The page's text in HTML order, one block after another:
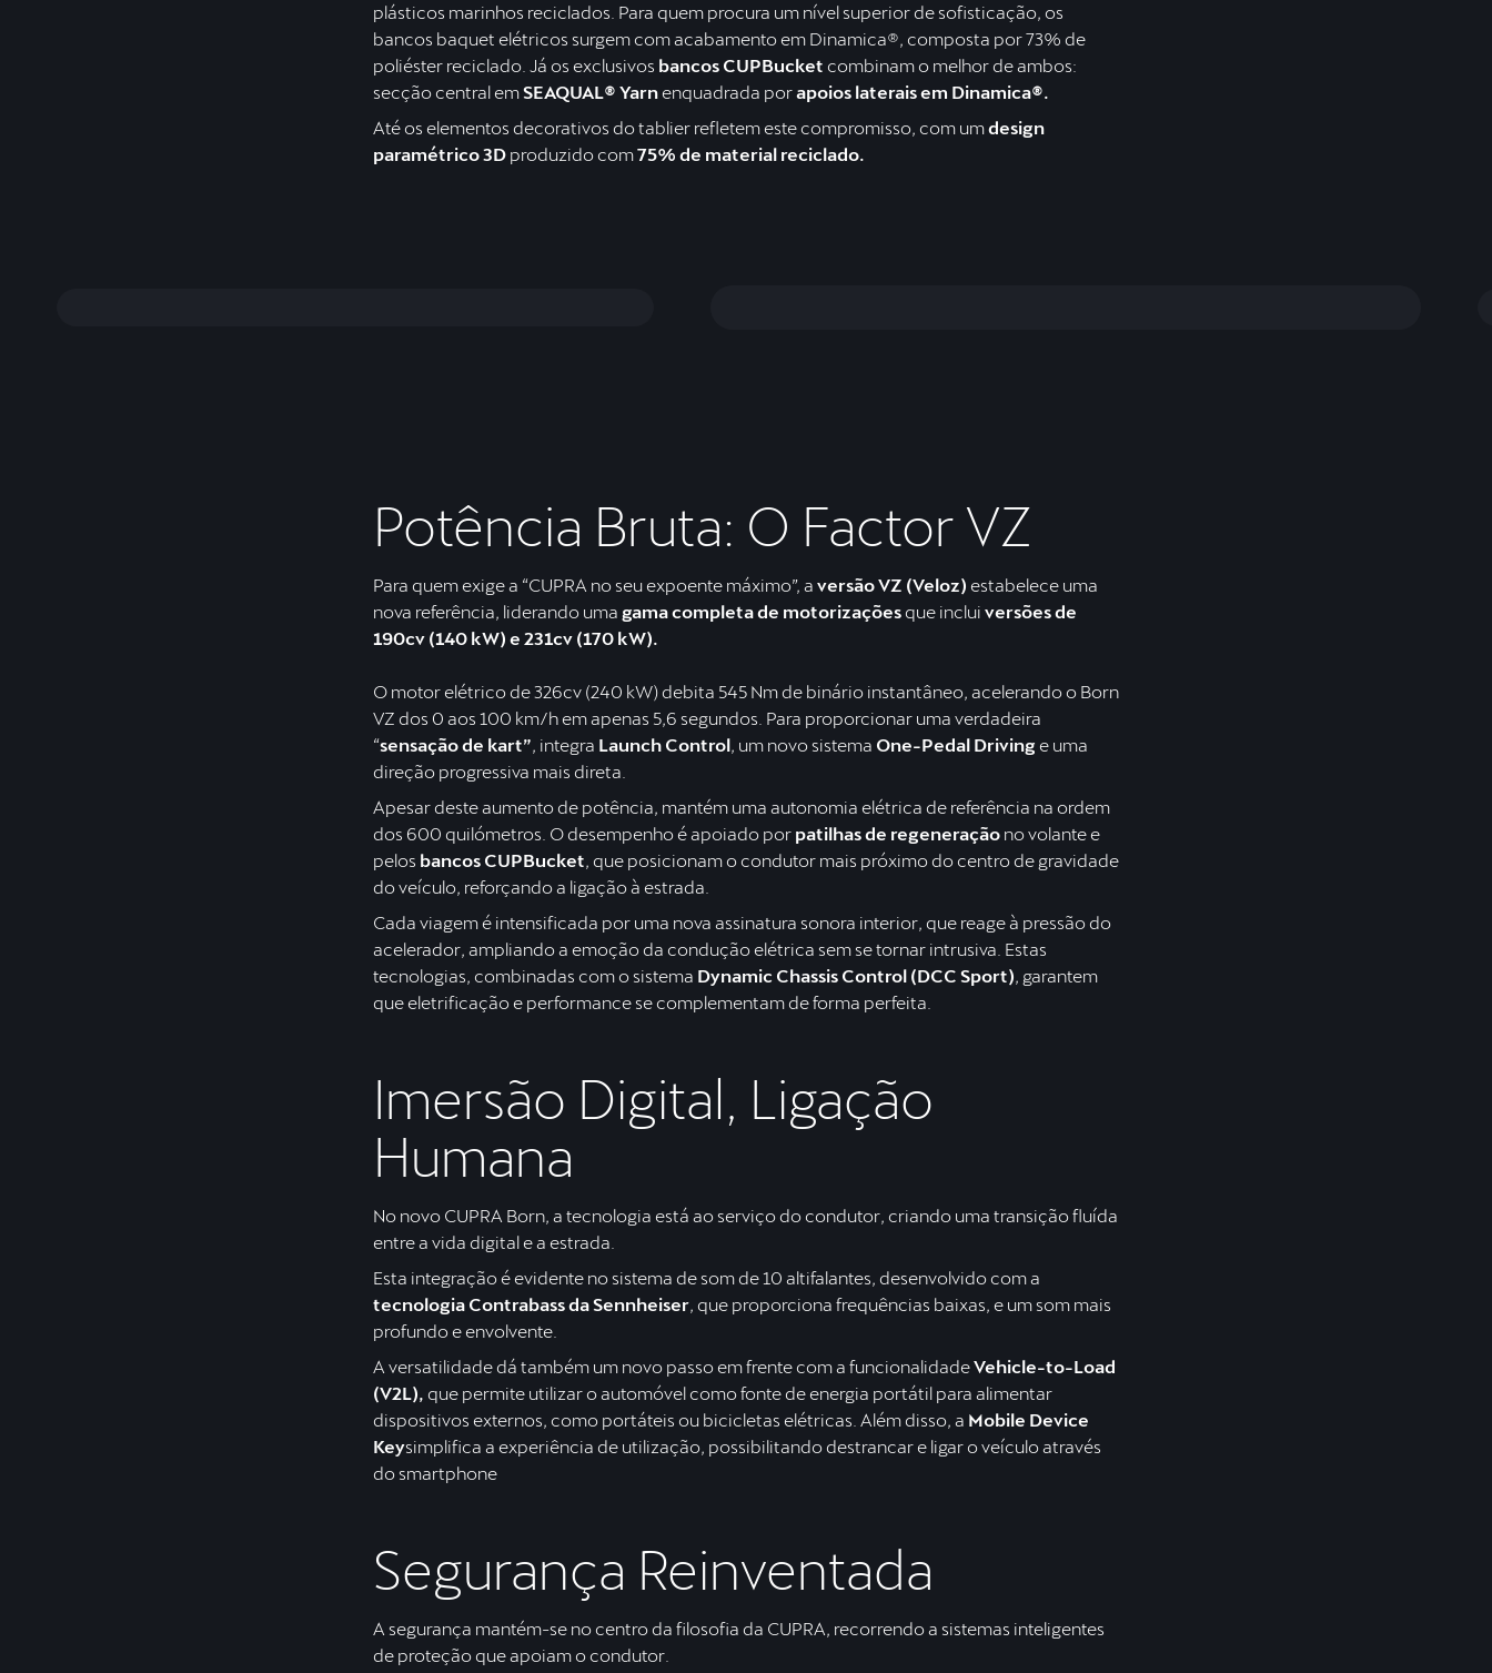
plásticos marinhos reciclados. Para quem procura um nível superior de sofisticação, os
bancos baquet elétricos surgem com acabamento em Dinamica®, composta por 73% de
poliéster reciclado. Já os exclusivos bancos CUPBucket combinam o melhor de ambos:
secção central emSEAQUAL® Yarnenquadrada porapoios laterais em Dinamica®.
Até os elementos decorativos do tablier refletem este compromisso, com umdesign
paramétrico 3Dproduzido com75% de material reciclado.
Potência Bruta: O Factor VZ
Para quem exige a “CUPRA no seu expoente máximo”, a versão VZ (Veloz) estabelece uma
nova referência, liderando uma gama completa de motorizaçõesque inclui versões de
190cv (140 kW) e 231cv (170 kW).
O motor elétrico de 326cv (240 kW) debita 545 Nm de binário instantâneo, acelerando o Born
VZ dos 0 aos 100 km/h em apenas 5,6 segundos. Para proporcionar uma verdadeira
“sensação de kart”, integra Launch Control, um novo sistema One-Pedal Driving e uma
direção progressiva mais direta.
Apesar deste aumento de potência, mantém uma autonomia elétrica de referência na ordem
dos 600 quilómetros. O desempenho é apoiado por patilhas de regeneraçãono volante e
pelos bancos CUPBucket, que posicionam o condutor mais próximo do centro de gravidade
do veículo, reforçando a ligação à estrada.
Cada viagem é intensificada por uma nova assinatura sonora interior, que reage à pressão do
acelerador, ampliando a emoção da condução elétrica sem se tornar intrusiva. Estas
tecnologias, combinadas com o sistema Dynamic Chassis Control (DCC Sport), garantem
que eletrificação e performance se complementam de forma perfeita.
Imersão Digital, Ligação
Humana
No novo CUPRA Born, a tecnologia está ao serviço do condutor, criando uma transição fluída
entre a vida digital e a estrada.
Esta integração é evidente no sistema de som de 10 altifalantes, desenvolvido com a
tecnologia Contrabass da Sennheiser, que proporciona frequências baixas, e um som mais
profundo e envolvente.
A versatilidade dá também um novo passo em frente com a funcionalidadeVehicle-to-Load
(V2L), que permite utilizar o automóvel como fonte de energia portátil para alimentar
dispositivos externos, como portáteis ou bicicletas elétricas. Além disso, a Mobile Device
Keysimplifica a experiência de utilização, possibilitando destrancar e ligar o veículo através
do smartphone
Segurança Reinventada
A segurança mantém-se no centro da filosofia da CUPRA, recorrendo a sistemas inteligentes
de proteção que apoiam o condutor.